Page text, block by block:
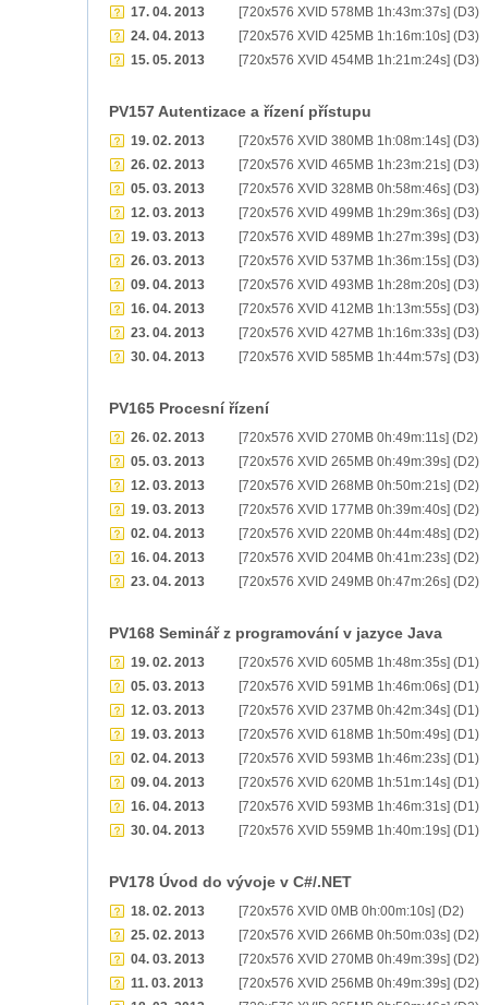
17. 04. 2013
[720x576 XVID 578MB 1h:43m:37s] (D3)
24. 04. 2013
[720x576 XVID 425MB 1h:16m:10s] (D3)
15. 05. 2013
[720x576 XVID 454MB 1h:21m:24s] (D3)
PV157 Autentizace a řízení přístupu
19. 02. 2013
[720x576 XVID 380MB 1h:08m:14s] (D3)
26. 02. 2013
[720x576 XVID 465MB 1h:23m:21s] (D3)
05. 03. 2013
[720x576 XVID 328MB 0h:58m:46s] (D3)
12. 03. 2013
[720x576 XVID 499MB 1h:29m:36s] (D3)
19. 03. 2013
[720x576 XVID 489MB 1h:27m:39s] (D3)
26. 03. 2013
[720x576 XVID 537MB 1h:36m:15s] (D3)
09. 04. 2013
[720x576 XVID 493MB 1h:28m:20s] (D3)
16. 04. 2013
[720x576 XVID 412MB 1h:13m:55s] (D3)
23. 04. 2013
[720x576 XVID 427MB 1h:16m:33s] (D3)
30. 04. 2013
[720x576 XVID 585MB 1h:44m:57s] (D3)
PV165 Procesní řízení
26. 02. 2013
[720x576 XVID 270MB 0h:49m:11s] (D2)
05. 03. 2013
[720x576 XVID 265MB 0h:49m:39s] (D2)
12. 03. 2013
[720x576 XVID 268MB 0h:50m:21s] (D2)
19. 03. 2013
[720x576 XVID 177MB 0h:39m:40s] (D2)
02. 04. 2013
[720x576 XVID 220MB 0h:44m:48s] (D2)
16. 04. 2013
[720x576 XVID 204MB 0h:41m:23s] (D2)
23. 04. 2013
[720x576 XVID 249MB 0h:47m:26s] (D2)
PV168 Seminář z programování v jazyce Java
19. 02. 2013
[720x576 XVID 605MB 1h:48m:35s] (D1)
05. 03. 2013
[720x576 XVID 591MB 1h:46m:06s] (D1)
12. 03. 2013
[720x576 XVID 237MB 0h:42m:34s] (D1)
19. 03. 2013
[720x576 XVID 618MB 1h:50m:49s] (D1)
02. 04. 2013
[720x576 XVID 593MB 1h:46m:23s] (D1)
09. 04. 2013
[720x576 XVID 620MB 1h:51m:14s] (D1)
16. 04. 2013
[720x576 XVID 593MB 1h:46m:31s] (D1)
30. 04. 2013
[720x576 XVID 559MB 1h:40m:19s] (D1)
PV178 Úvod do vývoje v C#/.NET
18. 02. 2013
[720x576 XVID 0MB 0h:00m:10s] (D2)
25. 02. 2013
[720x576 XVID 266MB 0h:50m:03s] (D2)
04. 03. 2013
[720x576 XVID 270MB 0h:49m:39s] (D2)
11. 03. 2013
[720x576 XVID 256MB 0h:49m:39s] (D2)